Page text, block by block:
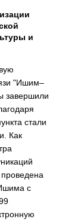
и
"Ишим–
завершили
стали
Как
с